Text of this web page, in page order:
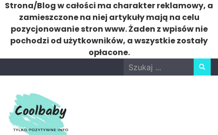
Strona/Blog w całości ma charakter reklamowy, a
zamieszczone na niej artykuły mają na celu
pozycjonowanie stron www. Żaden z wpisów nie
pochodzi od użytkowników, a wszystkie zostały
opłacone.
to
Search
for: